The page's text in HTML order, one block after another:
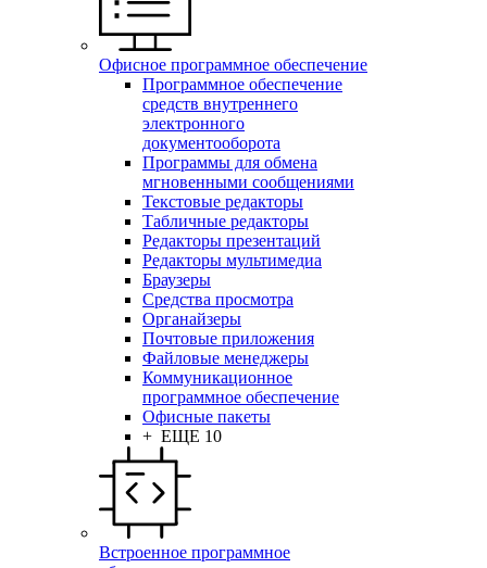
Офисное программное обеспечение
Программное обеспечение
средств внутреннего
электронного
документооборота
Программы для обмена
мгновенными сообщениями
Текстовые редакторы
Табличные редакторы
Редакторы презентаций
Редакторы мультимедиа
Браузеры
Средства просмотра
Органайзеры
Почтовые приложения
Файловые менеджеры
Коммуникационное
программное обеспечение
Офисные пакеты
+ ЕЩЕ 10
Встроенное программное